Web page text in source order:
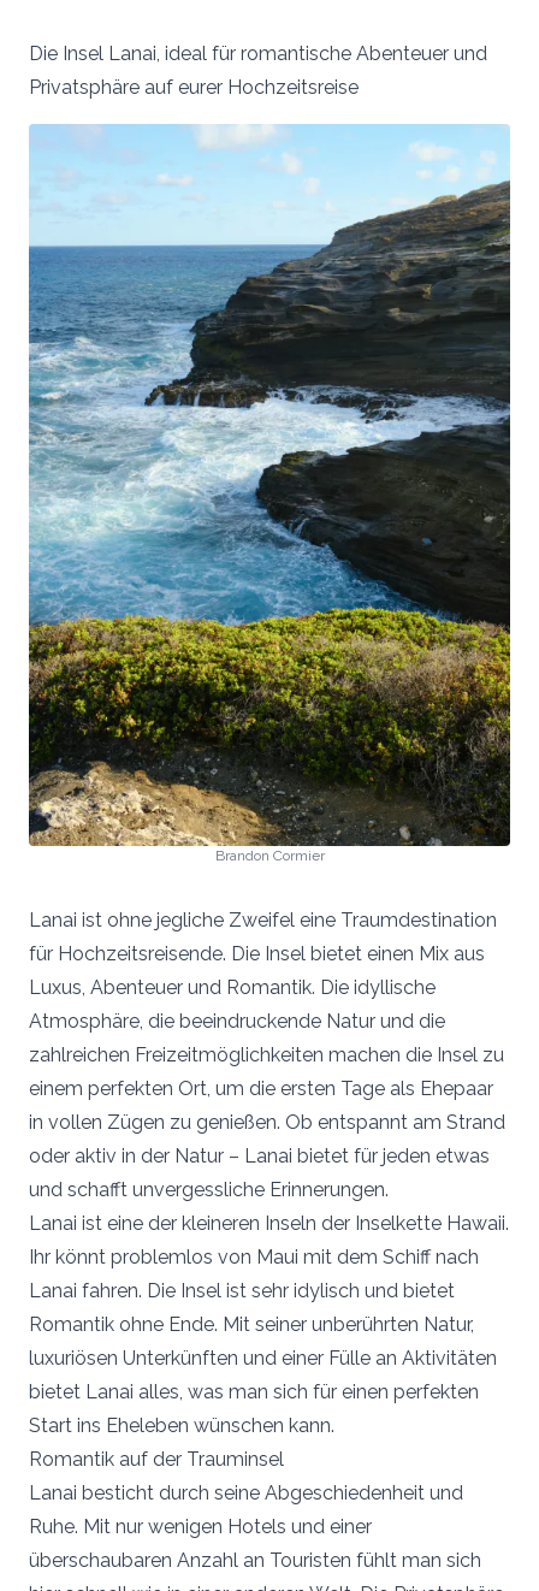
Die Insel Lanai, ideal für romantische Abenteuer und
Privatsphäre auf eurer Hochzeitsreise
Brandon Cormier
Lanai ist ohne jegliche Zweifel eine Traumdestination
für Hochzeitsreisende. Die Insel bietet einen Mix aus
Luxus, Abenteuer und Romantik. Die idyllische
Atmosphäre, die beeindruckende Natur und die
zahlreichen Freizeitmöglichkeiten machen die Insel zu
einem perfekten Ort, um die ersten Tage als Ehepaar
in vollen Zügen zu genießen. Ob entspannt am Strand
oder aktiv in der Natur – Lanai bietet für jeden etwas
und schafft unvergessliche Erinnerungen.
Lanai ist eine der kleineren Inseln der Inselkette Hawaii.
Ihr könnt problemlos von Maui mit dem Schiff nach
Lanai fahren. Die Insel ist sehr idylisch und bietet
Romantik ohne Ende. Mit seiner unberührten Natur,
luxuriösen Unterkünften und einer Fülle an Aktivitäten
bietet Lanai alles, was man sich für einen perfekten
Start ins Eheleben wünschen kann.
Romantik auf der Trauminsel
Lanai besticht durch seine Abgeschiedenheit und
Ruhe. Mit nur wenigen Hotels und einer
überschaubaren Anzahl an Touristen fühlt man sich